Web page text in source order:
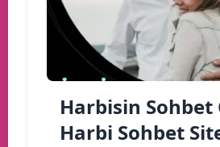
Harbisin Sohbet
Harbi Sohbet